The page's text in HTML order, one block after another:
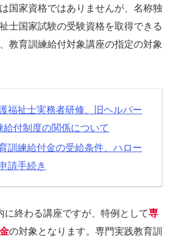
国家資格ではありませんが、名称独
士国家試験の受験資格を取得できる
教育訓練給付対象講座の指定の対象
福祉士実務者研修、旧ヘルパー
給付制度の関係について
訓練給付金の受給条件、ハロー
請手続き
に終わる講座ですが、特例として専
の対象となります。専門実践教育訓